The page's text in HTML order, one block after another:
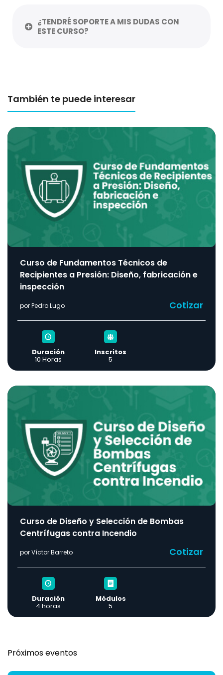
¿TENDRÉ SOPORTE A MIS DUDAS CON
ESTE CURSO?
También te puede interesar
Curso de Fundamentos Técnicos de
Recipientes a Presión: Diseño, fabricación e
inspección
por Pedro Lugo Cotizar
Duración
10 Horas
Inscritos
5
Curso de Diseño y Selección de Bombas
Centrífugas contra Incendio
por Víctor Barreto Cotizar
Duración
4 horas
Módulos
5
Próximos eventos